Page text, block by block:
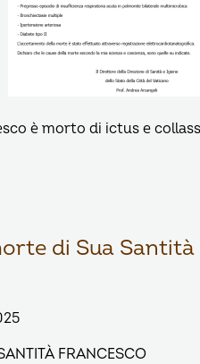
è morto di ictus e
di Sua Santità
FRANCESCO